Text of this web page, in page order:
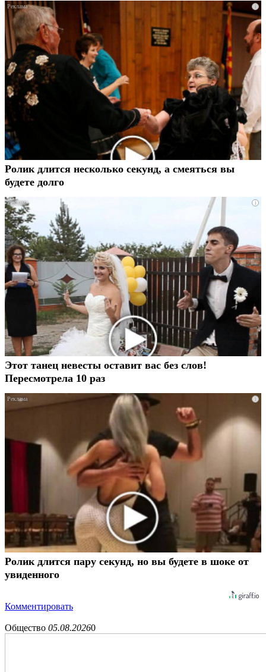
i
Ролик длится несколько секунд, а смеяться вы
будете долго
i
Этот танец невесты оставит вас без слов!
Пересмотрела 10 раз
i
Ролик длится пару секунд, но вы будете в шоке от
увиденного
Комментировать
Общество 05.08.20260